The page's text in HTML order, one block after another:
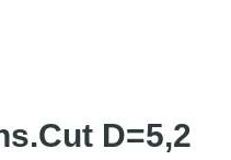
D=5,2